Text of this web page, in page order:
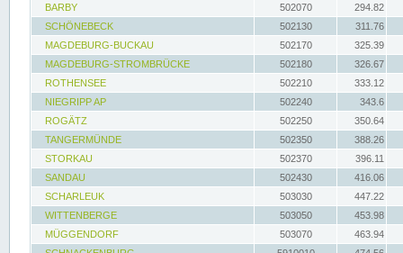
BARBY
502070
294.82
SCHÖNEBECK
502130
311.76
MAGDEBURG-BUCKAU
502170
325.39
MAGDEBURG-STROMBRÜCKE
502180
326.67
ROTHENSEE
502210
333.12
NIEGRIPP AP
502240
343.6
ROGÄTZ
502250
350.64
TANGERMÜNDE
502350
388.26
STORKAU
502370
396.11
SANDAU
502430
416.06
SCHARLEUK
503030
447.22
WITTENBERGE
503050
453.98
MÜGGENDORF
503070
463.94